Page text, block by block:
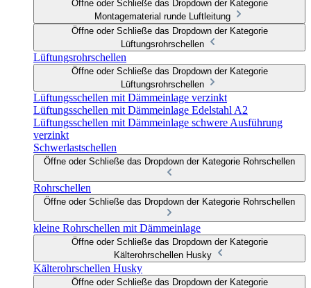
Öffne oder Schließe das Dropdown der Kategorie
Montagematerial runde Luftleitung
Öffne oder Schließe das Dropdown der Kategorie
Lüftungsrohrschellen
Lüftungsrohrschellen
Öffne oder Schließe das Dropdown der Kategorie
Lüftungsrohrschellen
Lüftungsschellen mit Dämmeinlage verzinkt
Lüftungsschellen mit Dämmeinlage Edelstahl A2
Lüftungsschellen mit Dämmeinlage schwere Ausführung
verzinkt
Schwerlastschellen
Öffne oder Schließe das Dropdown der Kategorie Rohrschellen
Rohrschellen
Öffne oder Schließe das Dropdown der Kategorie Rohrschellen
kleine Rohrschellen mit Dämmeinlage
Öffne oder Schließe das Dropdown der Kategorie
Kälterohrschellen Husky
Kälterohrschellen Husky
Öffne oder Schließe das Dropdown der Kategorie